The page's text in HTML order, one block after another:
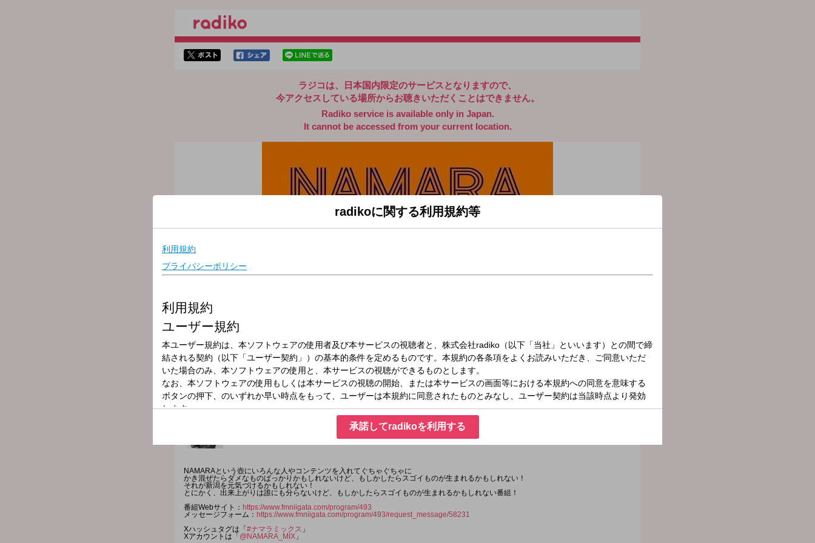
ラジコは、日本国内限定のサービスとなりますので、
今アクセスしている場所からお聴きいただくことはできません。
Radiko service is available only in Japan.
It cannot be accessed from your current location.
放送局
放送時間
2026年6月2日（火）19:00～19:55
番組名
NAMARA MIX
NAMARAという壺にいろんな人やコンテンツを入れてぐちゃぐちゃに
かき混ぜたらダメなものばっかりかもしれないけど、もしかしたらスゴイものが生まれるかもしれない！
それが新潟を元気づけるかもしれない！
とにかく、出来上がりは誰にも分らないけど、もしかしたらスゴイものが生まれるかもしれない番組！
番組Webサイト： https://www.fmniigata.com/program/493
メッセージフォーム： https://www.fmniigata.com/program/493/request_message/58231
Xハッシュタグは「 #ナマラミックス 」
Xアカウントは「 @NAMARA_MIX 」
radikoに関する利用規約等
承諾してradikoを利用する